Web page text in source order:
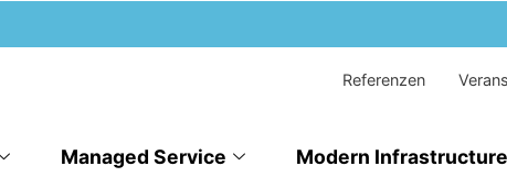
Referenzen
Managed Service Modern Infrastructure